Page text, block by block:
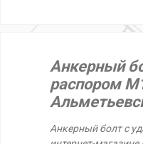
Анкерный
распором
Анкерный болт с